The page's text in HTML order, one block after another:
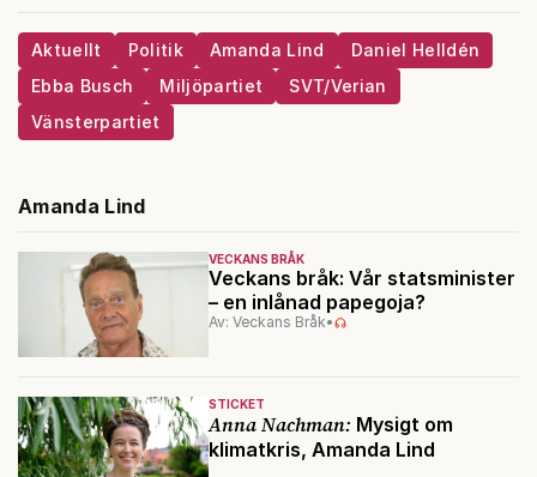
Aktuellt Politik Amanda Lind
Daniel Helldén
Ebba Busch
Miljöpartiet
SVT/Verian
Vänsterpartiet
Amanda Lind
VECKANS BRÅK
Veckans bråk: Vår statsminister
– en inlånad papegoja?
Av: Veckans Bråk•
STICKET
Anna Nachman: Mysigt om
klimatkris, Amanda Lind